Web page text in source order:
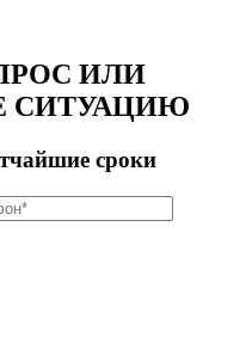
ИЛИ
СИТУАЦИЮ
сроки